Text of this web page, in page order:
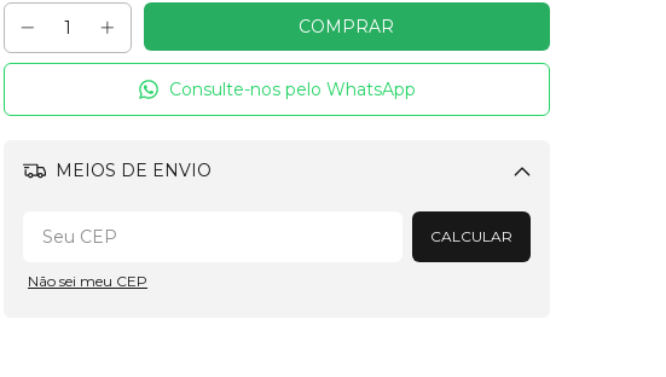
Consulte-nos pelo WhatsApp
MEIOS DE ENVIO
Alterar CEP
CALCULAR
Não sei meu CEP